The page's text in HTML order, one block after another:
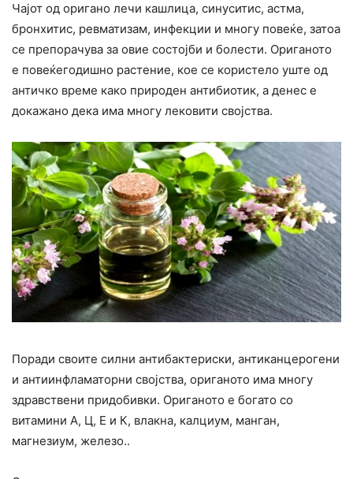
Чајот од оригано лечи кашлица, синуситис, астма,
бронхитис, ревматизам, инфекции и многу повеќе, затоа
се препорачува за овие состојби и болести. Ориганото
е повеќегодишно растение, кое се користело уште од
античко време како природен антибиотик, а денес е
докажано дека има многу лековити својства.
Поради своите силни антибактериски, антиканцерогени
и антиинфламаторни својства, ориганото има многу
здравствени придобивки. Ориганото е богато со
витамини А, Ц, Е и К, влакна, калциум, манган,
магнезиум, железо..